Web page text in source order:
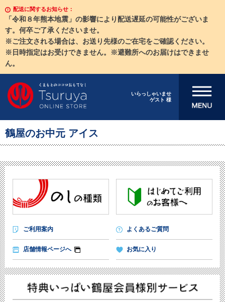
配送に関するお知らせ：
「令和８年熊本地震」の影響により配送遅延の可能性がございま
す。何卒ご了承くださいませ。
※ご注文される場合は、お送り先様のご在宅をご確認ください。
※日時指定はお受けできません。※避難所へのお届けはできませ
ん。
いらっしゃいませ
ゲスト 様
メニューを開
鶴屋のお中元 アイス
ご利用案内 よくあるご質問
店舗情報ページへ お気に入り